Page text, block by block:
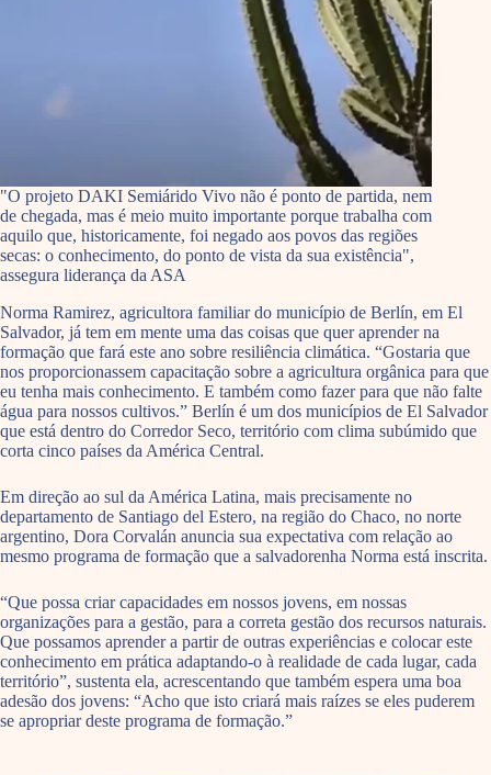
"O projeto DAKI Semiárido Vivo não é ponto de partida, nem
de chegada, mas é meio muito importante porque trabalha com
aquilo que, historicamente, foi negado aos povos das regiões
secas: o conhecimento, do ponto de vista da sua existência",
assegura liderança da ASA
Norma Ramirez, agricultora familiar do município de Berlín, em El
Salvador, já tem em mente uma das coisas que quer aprender na
formação que fará este ano sobre resiliência climática. “Gostaria que
nos proporcionassem capacitação sobre a agricultura orgânica para que
eu tenha mais conhecimento. E também como fazer para que não falte
água para nossos cultivos.” Berlín é um dos municípios de El Salvador
que está dentro do Corredor Seco, território com clima subúmido que
corta cinco países da América Central.
Em direção ao sul da América Latina, mais precisamente no
departamento de Santiago del Estero, na região do Chaco, no norte
argentino, Dora Corvalán anuncia sua expectativa com relação ao
mesmo programa de formação que a salvadorenha Norma está inscrita.
“Que possa criar capacidades em nossos jovens, em nossas
organizações para a gestão, para a correta gestão dos recursos naturais.
Que possamos aprender a partir de outras experiências e colocar este
conhecimento em prática adaptando-o à realidade de cada lugar, cada
território”, sustenta ela, acrescentando que também espera uma boa
adesão dos jovens: “Acho que isto criará mais raízes se eles puderem
se apropriar deste programa de formação.”